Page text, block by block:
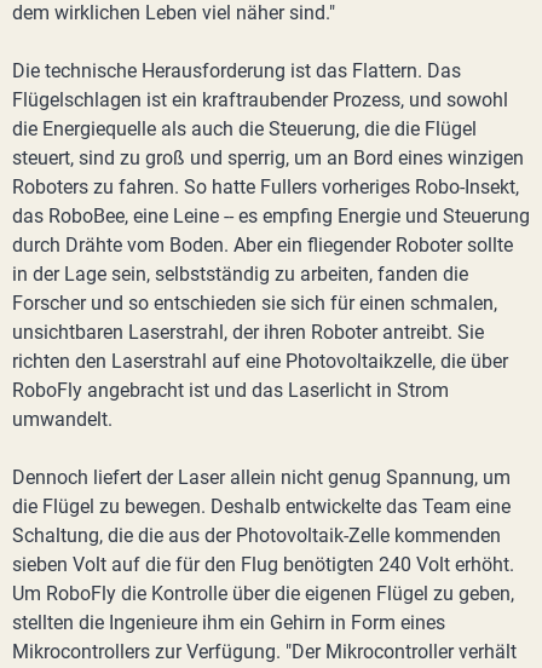
dem wirklichen Leben viel näher sind."
Die technische Herausforderung ist das Flattern. Das
Flügelschlagen ist ein kraftraubender Prozess, und sowohl
die Energiequelle als auch die Steuerung, die die Flügel
steuert, sind zu groß und sperrig, um an Bord eines winzigen
Roboters zu fahren. So hatte Fullers vorheriges Robo-Insekt,
das RoboBee, eine Leine -- es empfing Energie und Steuerung
durch Drähte vom Boden. Aber ein fliegender Roboter sollte
in der Lage sein, selbstständig zu arbeiten, fanden die
Forscher und so entschieden sie sich für einen schmalen,
unsichtbaren Laserstrahl, der ihren Roboter antreibt. Sie
richten den Laserstrahl auf eine Photovoltaikzelle, die über
RoboFly angebracht ist und das Laserlicht in Strom
umwandelt.
Dennoch liefert der Laser allein nicht genug Spannung, um
die Flügel zu bewegen. Deshalb entwickelte das Team eine
Schaltung, die die aus der Photovoltaik-Zelle kommenden
sieben Volt auf die für den Flug benötigten 240 Volt erhöht.
Um RoboFly die Kontrolle über die eigenen Flügel zu geben,
stellten die Ingenieure ihm ein Gehirn in Form eines
Mikrocontrollers zur Verfügung. "Der Mikrocontroller verhält